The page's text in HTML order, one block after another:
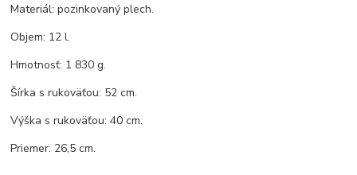
Materiál: pozinkovaný plech.
Objem: 12 l.
Hmotnosť: 1 830 g.
Šírka s rukoväťou: 52 cm.
Výška s rukoväťou: 40 cm.
Priemer: 26,5 cm.